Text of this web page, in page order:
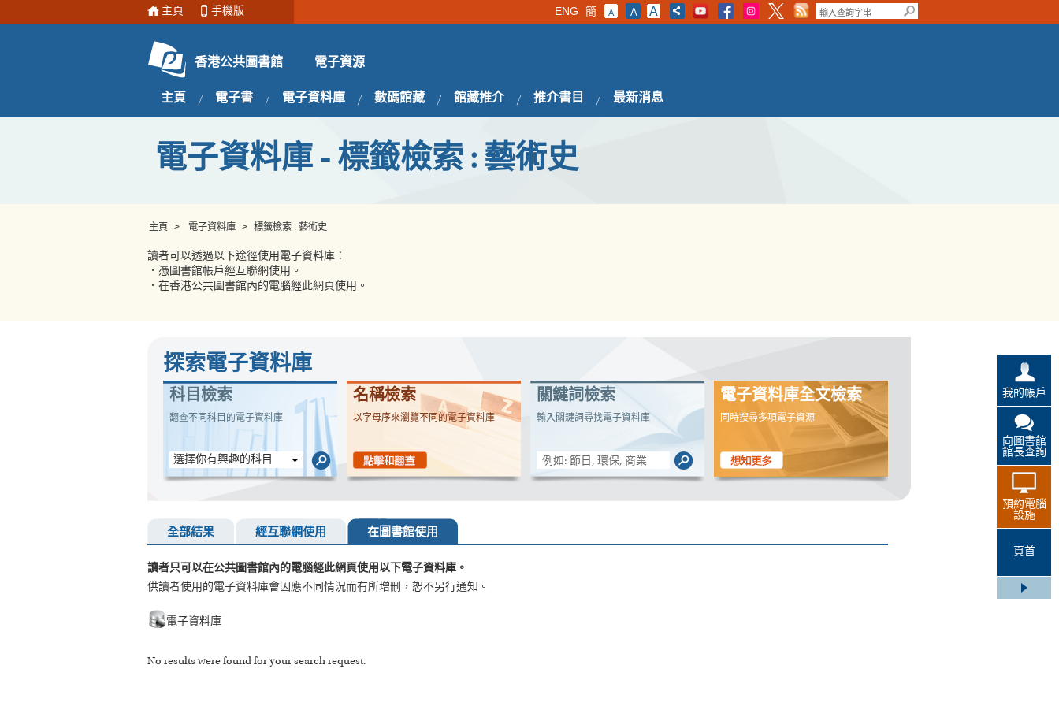
主頁 手機版 ENG 簡 A A A
香港公共圖書館 電子資源
主頁 電子書 電子資料庫 數碼館藏 館藏推介 推介書目 最新消息
我的帳戶
向圖書館
館長查詢
預約電腦
設施
頁首
電子資料庫 - 標籤檢索 : 藝術史
主頁 > 電子資料庫 > 標籤檢索 : 藝術史
讀者可以透過以下途徑使用電子資料庫︰
．憑圖書館帳戶經互聯網使用。
．在香港公共圖書館內的電腦經此網頁使用。
探索電子資料庫
科目檢索
翻查不同科目的電子資料庫
選擇你有興趣的科目
名稱檢索
以字母序來瀏覽不同的電子資料庫
關鍵詞檢索
輸入關鍵詞尋找電子資料庫
電子資料庫全文檢索
同時搜尋多項電子資源
全部結果 經互聯網使用 在圖書館使用
讀者只可以在公共圖書館內的電腦經此網頁使用以下電子資料庫。
供讀者使用的電子資料庫會因應不同情況而有所增刪，恕不另行通知。
電子資料庫
No results were found for your search request.